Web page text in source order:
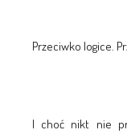
Przeciwko logice.
I choć nikt nie